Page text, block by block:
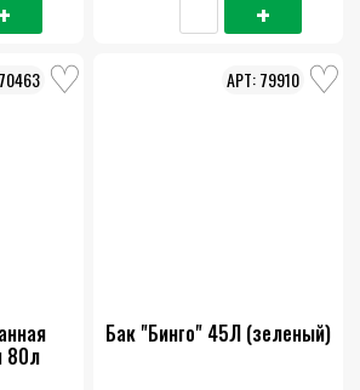
80л
70463
Бак "Бинго" 45Л (зеленый)
79910